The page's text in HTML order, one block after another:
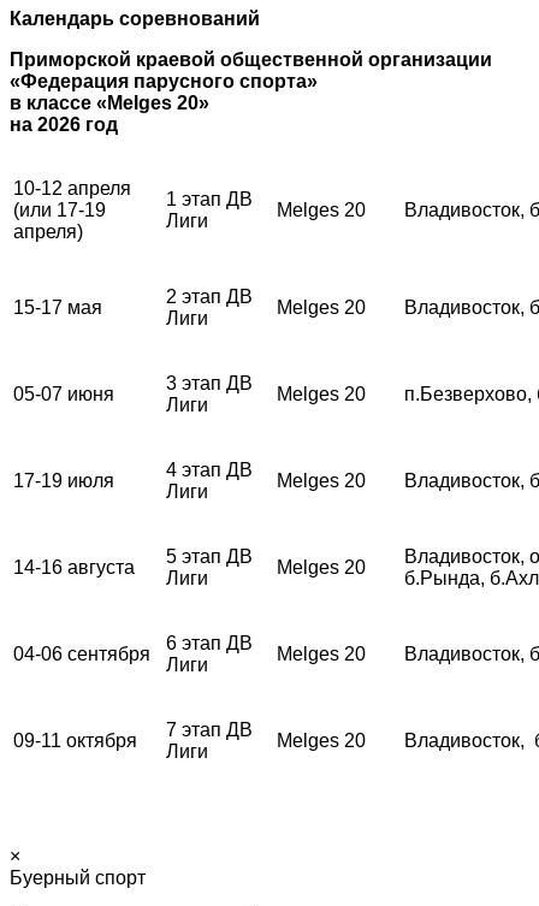
Календарь соревнований
Приморской краевой общественной организации
«Федерация парусного спорта»
в классе «Melges 20»
на 2026 год
10-12 апреля
(или 17-19
апреля)
1 этап ДВ
Лиги
Melges 20 Владивосток,
15-17 мая
2 этап ДВ
Лиги
Melges 20 Владивосток,
05-07 июня
3 этап ДВ
Лиги
Melges 20
17-19 июля
4 этап ДВ
Лиги
Melges 20 Владивосток,
14-16 августа
5 этап ДВ
Лиги
Melges 20
Владивосток,
б.Рында,
04-06 сентября
6 этап ДВ
Лиги
Melges 20 Владивосток,
09-11 октября
7 этап ДВ
Лиги
Melges 20 Владивосток,
×
Буерный спорт